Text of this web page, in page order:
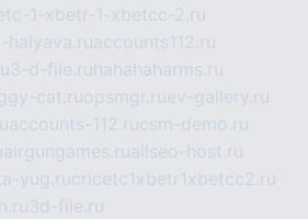
1-xbetr-1-xbetcc-2.ru
halyava.ruaccounts112.ru
3-d-file.ru hahahaharms.ru
cat.ruopsmgr.ruev-gallery.ru
accounts-112.rucsm-demo.ru
airgungames.ruallseo-host.ru
yug.rucricetc1xbetr1xbetcc2.ru
3d-file.ru